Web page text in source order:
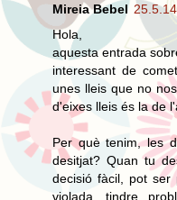
Mireia Bebel 25.5.14
Hola,
aquesta entrada
interessant de
unes lleis que no
d'eixes lleis és la de
Per què tenim, les
desitjat? Quan tu
decisió fàcil, pot ser
violada, tindre